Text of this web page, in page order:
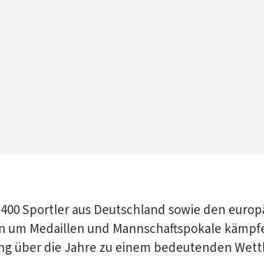
Sportler aus Deutschland sowie den
Medaillen und Mannschaftspokale
über die Jahre zu einem bedeutenden